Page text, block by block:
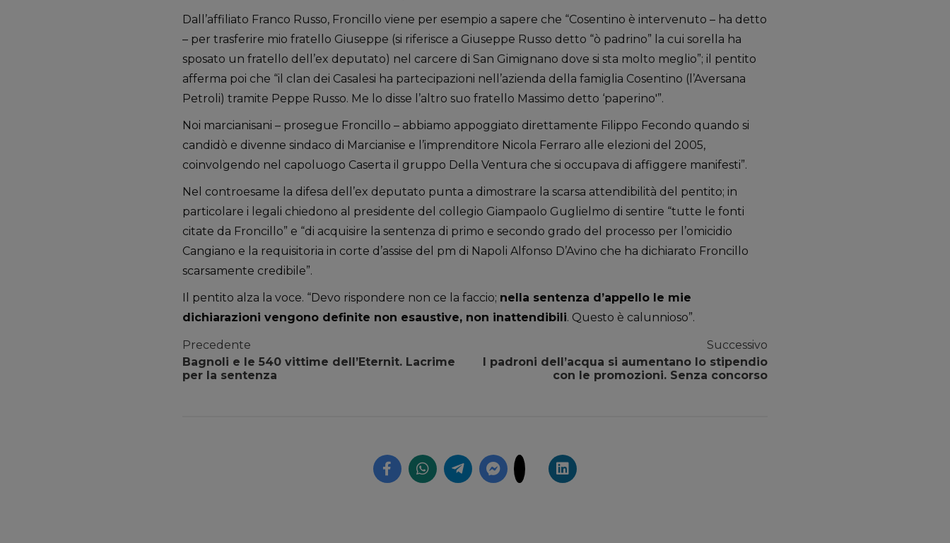
Dall’affiliato Franco Russo, Froncillo viene per esempio a sapere che “Cosentino è intervenuto – ha detto
– per trasferire mio fratello Giuseppe (si riferisce a Giuseppe Russo detto “ò padrino” la cui sorella ha
sposato un fratello dell’ex deputato) nel carcere di San Gimignano dove si sta molto meglio”; il pentito
afferma poi che “il clan dei Casalesi ha partecipazioni nell’azienda della famiglia Cosentino (l’Aversana
Petroli) tramite Peppe Russo. Me lo disse l’altro suo fratello Massimo detto ‘paperino'”.
Noi marcianisani – prosegue Froncillo – abbiamo appoggiato direttamente Filippo Fecondo quando si
candidò e divenne sindaco di Marcianise e l’imprenditore Nicola Ferraro alle elezioni del 2005,
coinvolgendo nel capoluogo Caserta il gruppo Della Ventura che si occupava di affiggere manifesti”.
Nel controesame la difesa dell’ex deputato punta a dimostrare la scarsa attendibilità del pentito; in
particolare i legali chiedono al presidente del collegio Giampaolo Guglielmo di sentire “tutte le fonti
citate da Froncillo” e “di acquisire la sentenza di primo e secondo grado del processo per l’omicidio
Cangiano e la requisitoria in corte d’assise del pm di Napoli Alfonso D’Avino che ha dichiarato Froncillo
scarsamente credibile”.
Il pentito alza la voce. “Devo rispondere non ce la faccio; nella sentenza d’appello le mie
dichiarazioni vengono definite non esaustive, non inattendibili. Questo è calunnioso”.
Precedente
Bagnoli e le 540 vittime dell’Eternit. Lacrime
per la sentenza
Successivo
I padroni dell’acqua si aumentano lo stipendio
con le promozioni. Senza concorso